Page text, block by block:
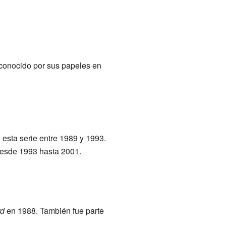
por sus papeles en
serie entre 1989 y 1993.
1993 hasta 2001.
en 1988. También fue parte